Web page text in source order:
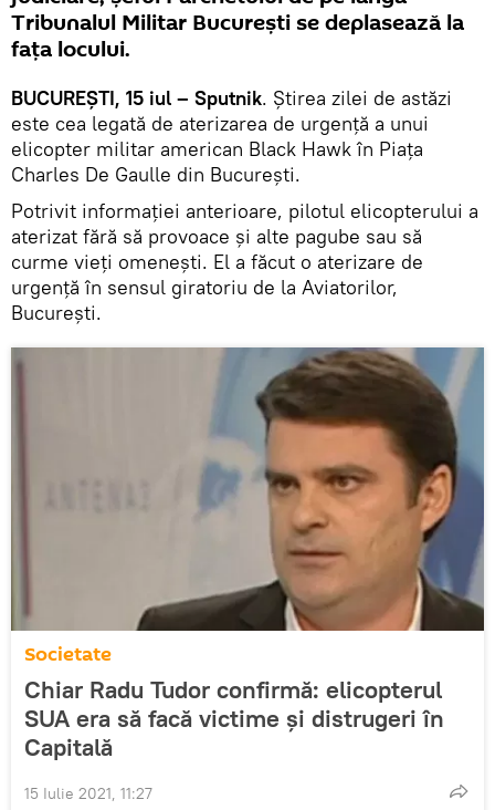
Tribunalul Militar București se deplasează la
fața locului.
BUCUREȘTI, 15 iul – Sputnik. Știrea zilei de astăzi
este cea legată de aterizarea de urgență a unui
elicopter militar american Black Hawk în Piața
Charles De Gaulle din București.
Potrivit informației anterioare, pilotul elicopterului a
aterizat fără să provoace și alte pagube sau să
curme vieți omenești. El a făcut o aterizare de
urgență în sensul giratoriu de la Aviatorilor,
București.
Societate
Chiar Radu Tudor confirmă: elicopterul
SUA era să facă victime și distrugeri în
Capitală
15 Iulie 2021, 11:27